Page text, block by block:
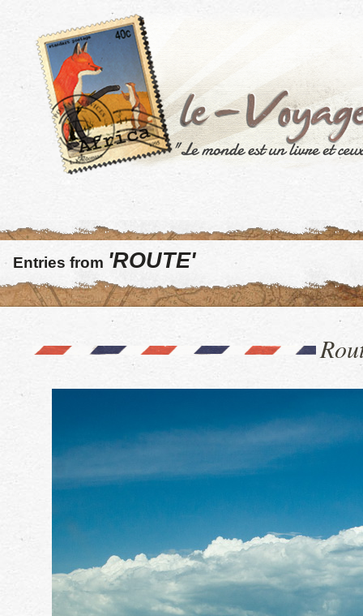
Entries from 'ROUTE'